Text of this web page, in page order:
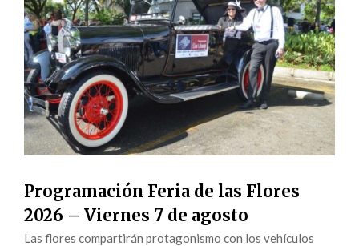
Programación Feria de las Flores
2026 – Viernes 7 de agosto
Las flores compartirán protagonismo con los vehículos